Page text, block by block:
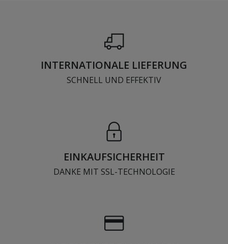
INTERNATIONALE LIEFERUNG
SCHNELL UND EFFEKTIV
EINKAUFSICHERHEIT
DANKE MIT SSL-TECHNOLOGIE